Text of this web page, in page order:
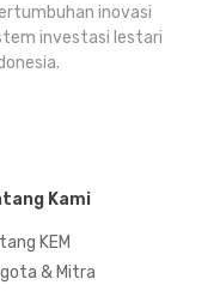
inovasi
investasi lestari
Kami
KEM
& Mitra